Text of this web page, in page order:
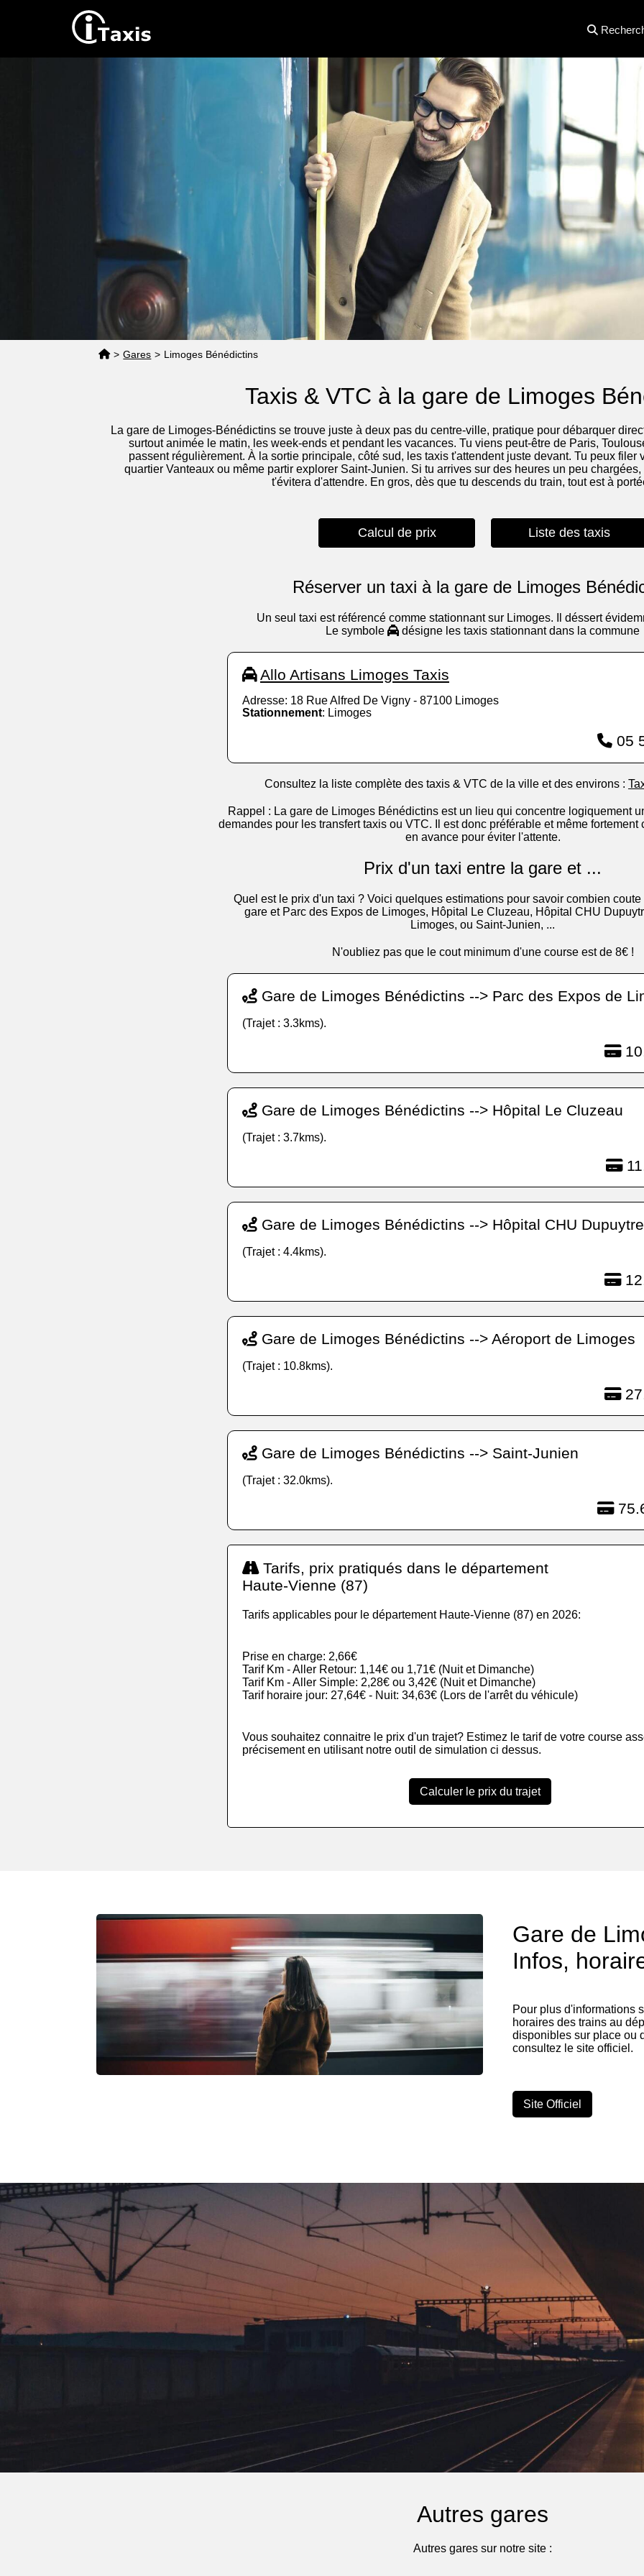
> Gares > Limoges Bénédictins
Taxis & VTC à la gare de Limoges
La gare de Limoges-Bénédictins se trouve juste à deux pas du centre-ville, pratique pour débarquer
surtout animée le matin, les week-ends et pendant les vacances. Tu viens peut-être de Paris,
passent régulièrement. À la sortie principale, côté sud, les taxis t'attendent juste devant. Tu peux
quartier Vanteaux ou même partir explorer Saint-Junien. Si tu arrives sur des heures un peu
t'évitera d'attendre. En gros, dès que tu descends du train, tout est à
Calcul de prix Liste des taxis
Réserver un taxi à la gare de Limoges
Un seul taxi est référencé comme stationnant sur Limoges. Il déssert
Le symbole
désigne les taxis stationnant dans la commune
Allo Artisans Limoges Taxis
Adresse: 18 Rue Alfred De Vigny - 87100 Limoges
Stationnement: Limoges
05
Consultez la liste complète des taxis & VTC de la ville et des environs :
Rappel : La gare de Limoges Bénédictins est un lieu qui concentre logiquement
demandes pour les transfert taxis ou VTC. Il est donc préférable et même fortement
en avance pour éviter l'attente.
Prix d'un taxi entre la gare et ...
Quel est le prix d'un taxi ? Voici quelques estimations pour savoir combien
gare et Parc des Expos de Limoges, Hôpital Le Cluzeau, Hôpital CHU
Limoges, ou Saint-Junien, ...
N'oubliez pas que le cout minimum d'une course est de 8€ !
Gare de Limoges Bénédictins --> Parc des Expos de
(Trajet : 3.3kms).
Gare de Limoges Bénédictins --> Hôpital Le Cluzeau
(Trajet : 3.7kms).
Gare de Limoges Bénédictins --> Hôpital CHU
(Trajet : 4.4kms).
Gare de Limoges Bénédictins --> Aéroport de Limoges
(Trajet : 10.8kms).
Gare de Limoges Bénédictins --> Saint-Junien
(Trajet : 32.0kms).
Tarifs, prix pratiqués dans le département
Haute-Vienne (87)
Tarifs applicables pour le département Haute-Vienne (87) en 2026:
Prise en charge: 2,66€
Tarif Km - Aller Retour: 1,14€ ou 1,71€ (Nuit et Dimanche)
Tarif Km - Aller Simple: 2,28€ ou 3,42€ (Nuit et Dimanche)
Tarif horaire jour: 27,64€ - Nuit: 34,63€ (Lors de l'arrêt du véhicule)
Vous souhaitez connaitre le prix d'un trajet? Estimez le tarif de votre course
précisement en utilisant notre outil de simulation ci dessus.
Calculer le prix du trajet
Gare de
Infos,
Pour plus d'informations
horaires des trains au
disponibles sur place ou
consultez le site officiel.
Site Officiel
Autres gares
Autres gares sur notre site :